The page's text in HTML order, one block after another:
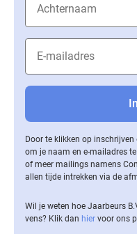
Door te klikken op
om je naam en e-mailadres
of meer mailings namens
allen tijde intrekken via de
Wil je weten hoe Jaarbeurs
vens? Klik dan hier voor ons